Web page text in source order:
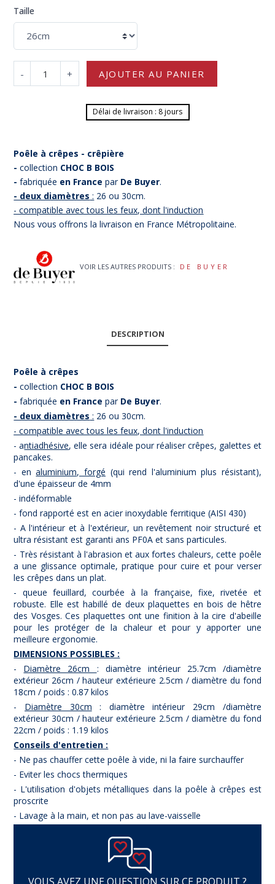
Taille
- + AJOUTER AU PANIER
Délai de livraison : 8 jours
Poêle à crêpes - crêpière
-collection CHOC B BOIS
-fabriquée en France par De Buyer.
- deux diamètres : 26 ou 30cm.
- compatible avec tous les feux, dont l'induction
Nous vous offrons la livraison en France Métropolitaine.
VOIR LES AUTRES PRODUITS : DE BUYER
DESCRIPTION
Poêle à crêpes
-collection CHOC B BOIS
-fabriquée en France par De Buyer.
- deux diamètres : 26 ou 30cm.
- compatible avec tous les feux, dont l'induction
- antiadhésive, elle sera idéale pour réaliser crêpes, galettes et
pancakes.
- enaluminium, forgé (qui rend l'aluminium plus résistant),
d'une épaisseur de 4mm
- indéformable
- fond rapporté est en acier inoxydable ferritique (AISI 430)
- A l'intérieur et à l'extérieur, un revêtement noir structuré et
ultra résistant est garanti ans PF0A et sans particules.
- Très résistant à l'abrasion et aux fortes chaleurs, cette poêle
a une glissance optimale, pratique pour cuire et pour verser
les crêpes dans un plat.
- queue feuillard, courbée à la française, fixe, rivetée et
robuste. Elle est habillé de deux plaquettes en bois de hêtre
des Vosges. Ces plaquettes ont une finition à la cire d'abeille
pour les protéger de la chaleur et pour y apporter une
meilleure ergonomie.
DIMENSIONS POSSIBLES :
- Diamètre 26cm : diamètre intérieur 25.7cm /diamètre
extérieur 26cm / hauteur extérieure 2.5cm / diamètre du fond
18cm / poids : 0.87 kilos
- Diamètre 30cm : diamètre intérieur 29cm /diamètre
extérieur 30cm / hauteur extérieure 2.5cm / diamètre du fond
22cm / poids : 1.19 kilos
Conseils d'entretien :
- Ne pas chauffer cette poêle à vide, ni la faire surchauffer
- Eviter les chocs thermiques
- L'utilisation d'objets métalliques dans la poêle à crêpes est
proscrite
- Lavage à la main, et non pas au lave-vaisselle